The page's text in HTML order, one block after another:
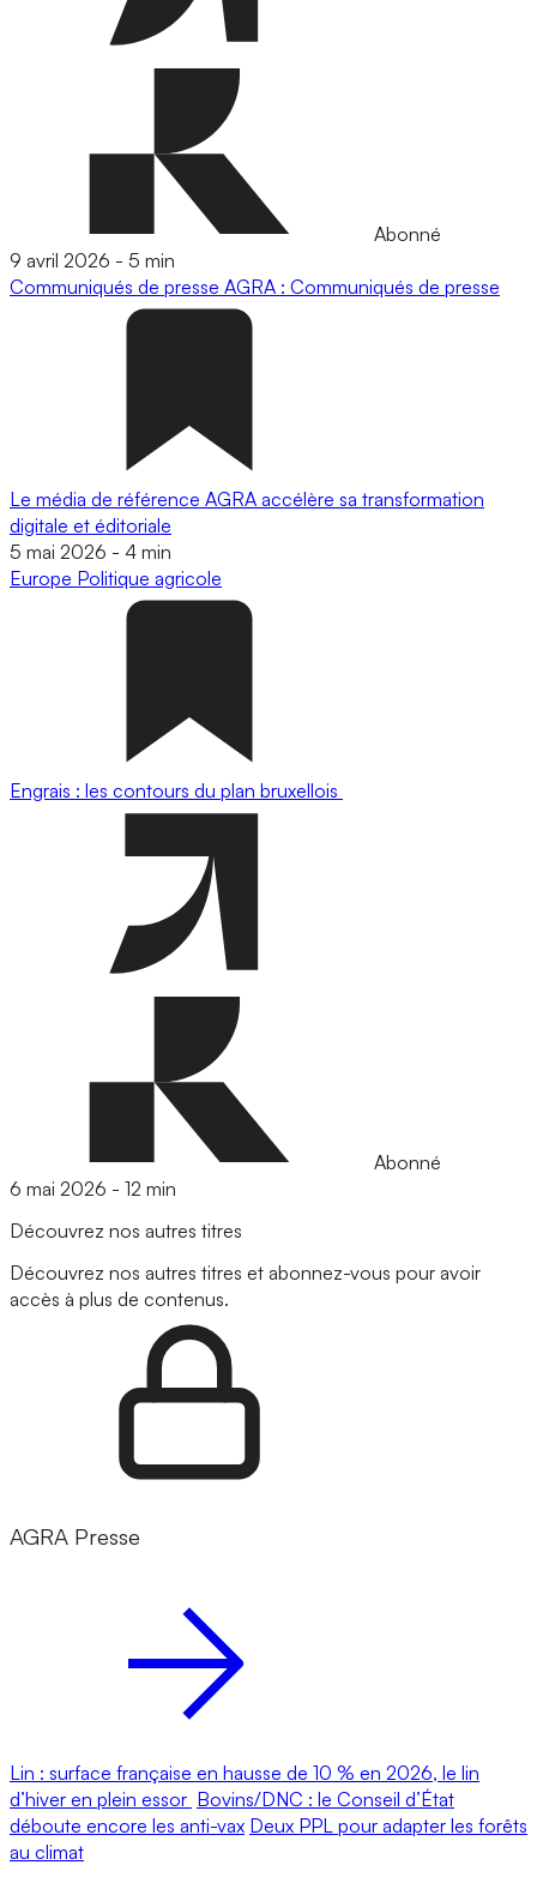
Abonné
9 avril 2026 - 5 min
Communiqués de presse AGRA : Communiqués de presse
Le média de référence AGRA accélère sa transformation
digitale et éditoriale
5 mai 2026 - 4 min
Europe Politique agricole
Engrais : les contours du plan bruxellois
Abonné
6 mai 2026 - 12 min
Découvrez nos autres titres
Découvrez nos autres titres et abonnez-vous pour avoir
accès à plus de contenus.
AGRA Presse
Lin : surface française en hausse de 10 % en 2026, le lin
d’hiver en plein essor Bovins/DNC : le Conseil d’État
déboute encore les anti-vax Deux PPL pour adapter les forêts
au climat